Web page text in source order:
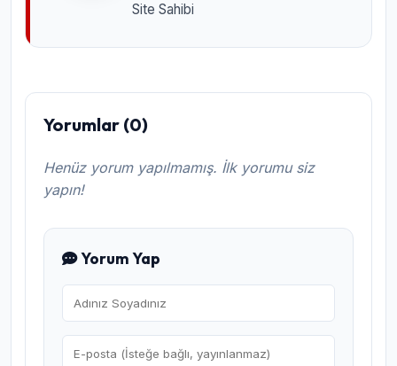
Site Sahibi
Yorumlar (0)
Henüz yorum yapılmamış. İlk yorumu siz
yapın!
Yorum Yap